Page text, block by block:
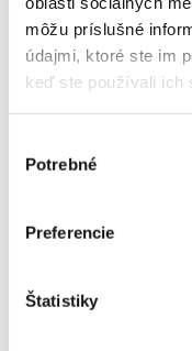
môžu príslušné
údajmi, ktoré ste im
keď ste používali ich
súhlasu
Potrebné
Preferencie
Štatistiky